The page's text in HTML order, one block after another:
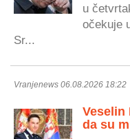
u
očekuje
Sr...
Vranjenews 06.08.2026 18:22
Veselin
da su